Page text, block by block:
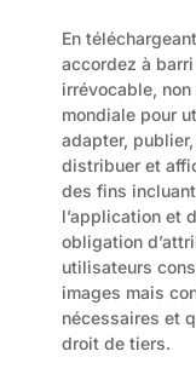
En
accordez à
irrévocable,
mondiale pour
adapter,
distribuer et
des fins
l’application et
obligation
utilisateurs
images mais
nécessaires et
droit de tiers.